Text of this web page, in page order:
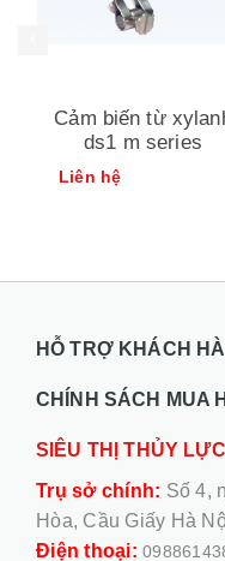
Cảm biến từ
ds1 m series
Liên hệ
HỖ TRỢ KHÁCH
CHÍNH SÁCH MUA
SIÊU THỊ THỦY LỰC
Trụ sở chính: Số 4,
Hòa, Cầu Giấy Hà
Điện thoại: